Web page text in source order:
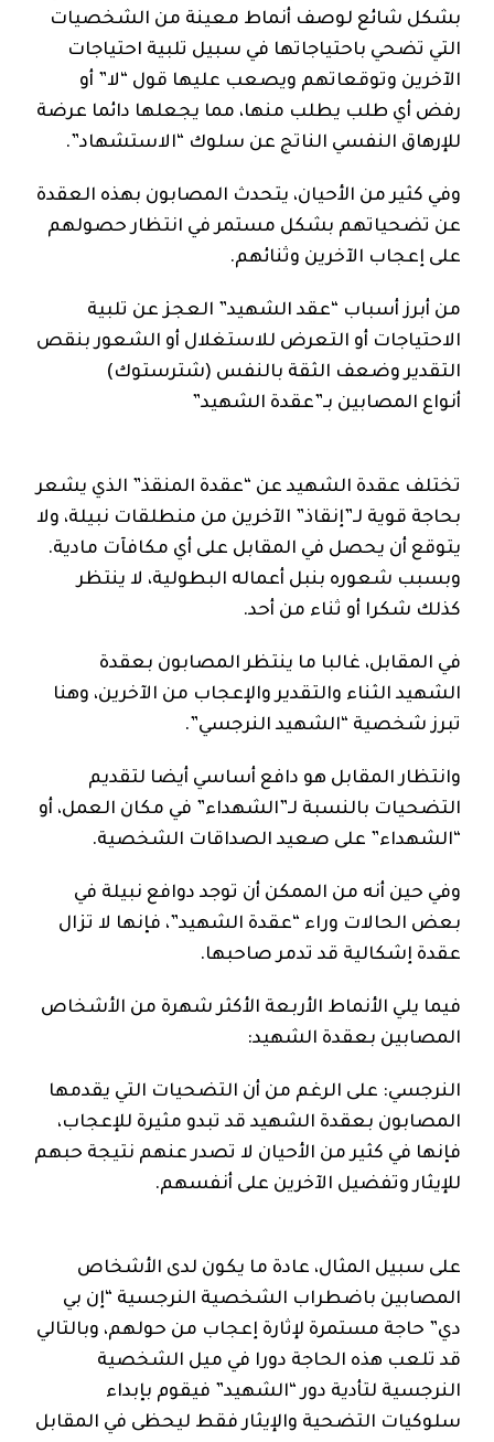
بشكل شائع لوصف أنماط معينة من الشخصيات
التي تضحي باحتياجاتها في سبيل تلبية احتياجات
الآخرين وتوقعاتهم ويصعب عليها قول “لا” أو
رفض أي طلب يطلب منها، مما يجعلها دائما عرضة
للإرهاق النفسي الناتج عن سلوك “الاستشهاد”.
وفي كثير من الأحيان، يتحدث المصابون بهذه العقدة
عن تضحياتهم بشكل مستمر في انتظار حصولهم
على إعجاب الآخرين وثنائهم.
من أبرز أسباب “عقد الشهيد” العجز عن تلبية
الاحتياجات أو التعرض للاستغلال أو الشعور بنقص
التقدير وضعف الثقة بالنفس (شترستوك)
أنواع المصابين بـ”عقدة الشهيد”
تختلف عقدة الشهيد عن “عقدة المنقذ” الذي يشعر
بحاجة قوية لـ”إنقاذ” الآخرين من منطلقات نبيلة، ولا
يتوقع أن يحصل في المقابل على أي مكافآت مادية.
وبسبب شعوره بنبل أعماله البطولية، لا ينتظر
كذلك شكرا أو ثناء من أحد.
في المقابل، غالبا ما ينتظر المصابون بعقدة
الشهيد الثناء والتقدير والإعجاب من الآخرين، وهنا
تبرز شخصية “الشهيد النرجسي”.
وانتظار المقابل هو دافع أساسي أيضا لتقديم
التضحيات بالنسبة لـ”الشهداء” في مكان العمل، أو
“الشهداء” على صعيد الصداقات الشخصية.
وفي حين أنه من الممكن أن توجد دوافع نبيلة في
بعض الحالات وراء “عقدة الشهيد”، فإنها لا تزال
عقدة إشكالية قد تدمر صاحبها.
فيما يلي الأنماط الأربعة الأكثر شهرة من الأشخاص
المصابين بعقدة الشهيد:
النرجسي: على الرغم من أن التضحيات التي يقدمها
المصابون بعقدة الشهيد قد تبدو مثيرة للإعجاب،
فإنها في كثير من الأحيان لا تصدر عنهم نتيجة حبهم
للإيثار وتفضيل الآخرين على أنفسهم.
على سبيل المثال، عادة ما يكون لدى الأشخاص
المصابين باضطراب الشخصية النرجسية “إن بي
دي” حاجة مستمرة لإثارة إعجاب من حولهم، وبالتالي
قد تلعب هذه الحاجة دورا في ميل الشخصية
النرجسية لتأدية دور “الشهيد” فيقوم بإبداء
سلوكيات التضحية والإيثار فقط ليحظى في المقابل